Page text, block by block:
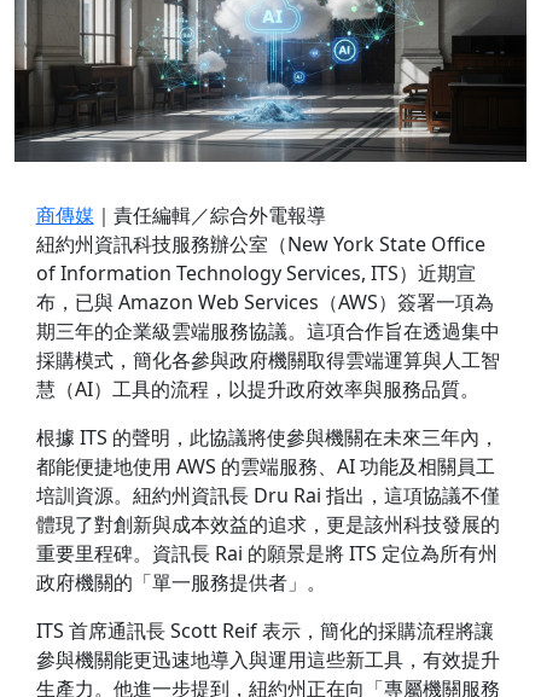
商傳媒｜責任編輯／綜合外電報導
紐約州資訊科技服務辦公室（New York State Office
of Information Technology Services, ITS）近期宣
布，已與 Amazon Web Services（AWS）簽署一項為
期三年的企業級雲端服務協議。這項合作旨在透過集中
採購模式，簡化各參與政府機關取得雲端運算與人工智
慧（AI）工具的流程，以提升政府效率與服務品質。
根據 ITS 的聲明，此協議將使參與機關在未來三年內，
都能便捷地使用 AWS 的雲端服務、AI 功能及相關員工
培訓資源。紐約州資訊長 Dru Rai 指出，這項協議不僅
體現了對創新與成本效益的追求，更是該州科技發展的
重要里程碑。資訊長 Rai 的願景是將 ITS 定位為所有州
政府機關的「單一服務提供者」。
ITS 首席通訊長 Scott Reif 表示，簡化的採購流程將讓
參與機關能更迅速地導入與運用這些新工具，有效提升
生產力。他進一步提到，紐約州正在向「專屬機關服務